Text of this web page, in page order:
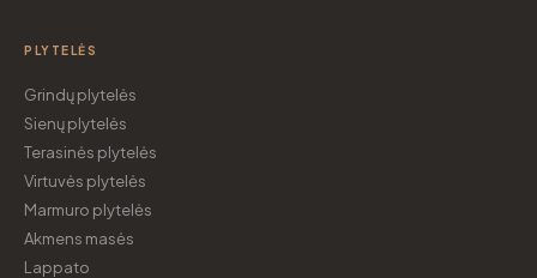
PLYTELĖS
Grindų plytelės
Sienų plytelės
Terasinės plytelės
Virtuvės plytelės
Marmuro plytelės
Akmens masės
Lappato